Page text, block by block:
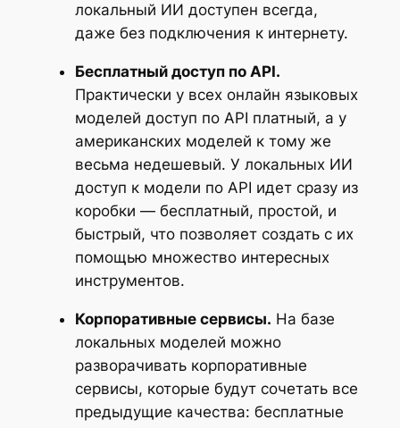
локальный ИИ доступен всегда,
даже без подключения к интернету.
Бесплатный доступ по API.
Практически у всех онлайн языковых
моделей доступ по API платный, а у
американских моделей к тому же
весьма недешевый. У локальных ИИ
доступ к модели по API идет сразу из
коробки — бесплатный, простой, и
быстрый, что позволяет создать с их
помощью множество интересных
инструментов.
Корпоративные сервисы. На базе
локальных моделей можно
разворачивать корпоративные
сервисы, которые будут сочетать все
предыдущие качества: бесплатные